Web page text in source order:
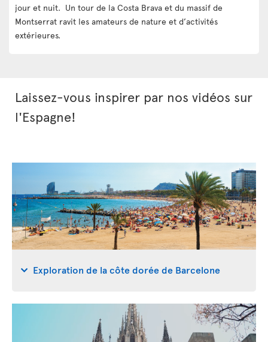
jour et nuit. Un tour de la Costa Brava et du massif de
Montserrat ravit les amateurs de nature et d’activités
extérieures.
Laissez-vous inspirer par nos vidéos sur
l'Espagne!
Exploration de la côte dorée de Barcelone